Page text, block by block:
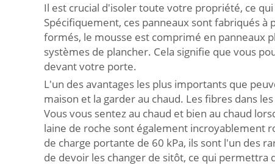
Il est crucial d'isoler toute votre propriété, ce
Spécifiquement, ces panneaux sont fabriqués
formés, le mousse est comprimé en panneaux
systèmes de plancher. Cela signifie que vous
devant votre porte.
L'un des avantages les plus importants que
maison et la garder au chaud. Les fibres dans
Vous vous sentez au chaud et bien au chaud
laine de roche sont également incroyablement
de charge portante de 60 kPa, ils sont l'un des
de devoir les changer de sitôt, ce qui